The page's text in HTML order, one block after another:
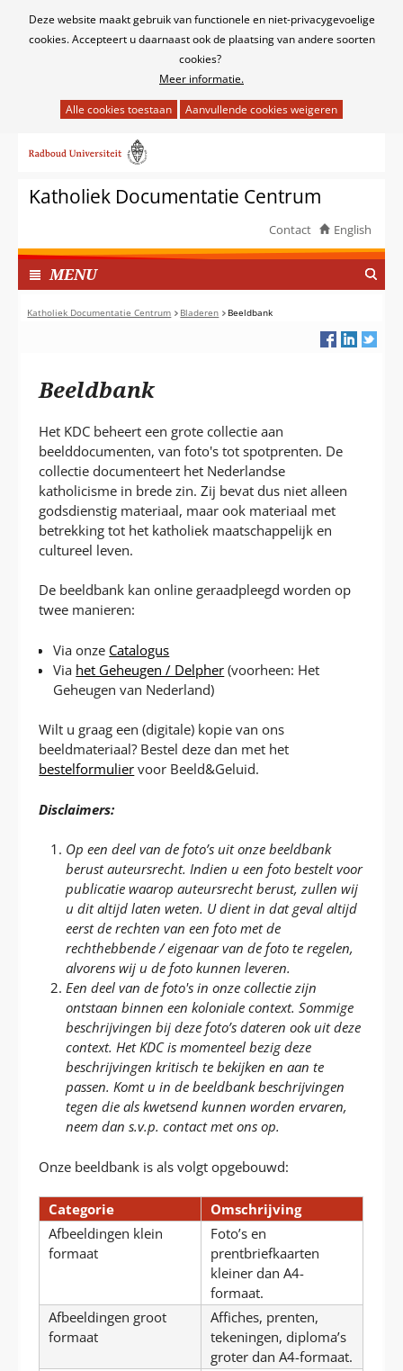
Cookies
Deze website maakt gebruik van functionele en niet-privacygevoelige
cookies. Accepteert u daarnaast ook de plaatsing van andere soorten
cookies?
Meer informatie.
het
van
cookies
deze
website
worden
toegestaan
naar
inhoudKatholiek Documentatie Centrum
Contact English
MENUI
N
G
A
T
Katholiek Documentatie Centrum Bladeren Beeldbank
Beeldbank
Het KDC beheert een grote collectie aan
beelddocumenten, van foto's tot spotprenten. De
collectie documenteert het Nederlandse
katholicisme in brede zin. Zij bevat dus niet alleen
godsdienstig materiaal, maar ook materiaal met
betrekking tot het katholiek maatschappelijk en
cultureel leven.
De beeldbank kan online geraadpleegd worden op
twee manieren:
Via onze Catalogus
Via het Geheugen / Delpher (voorheen: Het
Geheugen van Nederland)
Wilt u graag een (digitale) kopie van ons
beeldmateriaal? Bestel deze dan met het
bestelformulier voor Beeld&Geluid.
Disclaimers:
Op een deel van de foto’s uit onze beeldbank
berust auteursrecht. Indien u een foto bestelt voor
publicatie waarop auteursrecht berust, zullen wij
u dit altijd laten weten. U dient in dat geval altijd
eerst de rechten van een foto met de
rechthebbende / eigenaar van de foto te regelen,
alvorens wij u de foto kunnen leveren.
Een deel van de foto's in onze collectie zijn
ontstaan binnen een koloniale context. Sommige
beschrijvingen bij deze foto’s dateren ook uit deze
context. Het KDC is momenteel bezig deze
beschrijvingen kritisch te bekijken en aan te
passen.Komt u in de beeldbank beschrijvingen
tegen die als kwetsend kunnen worden ervaren,
neem dan s.v.p. contact met ons op.
Onze beeldbank is als volgt opgebouwd:
Categorie
Omschrijving
Afbeeldingen klein
formaat
Foto’s en
prentbriefkaarten
kleiner dan A4-
formaat.
Afbeeldingen groot
formaat
Affiches, prenten,
tekeningen, diploma’s
groter dan A4-formaat.